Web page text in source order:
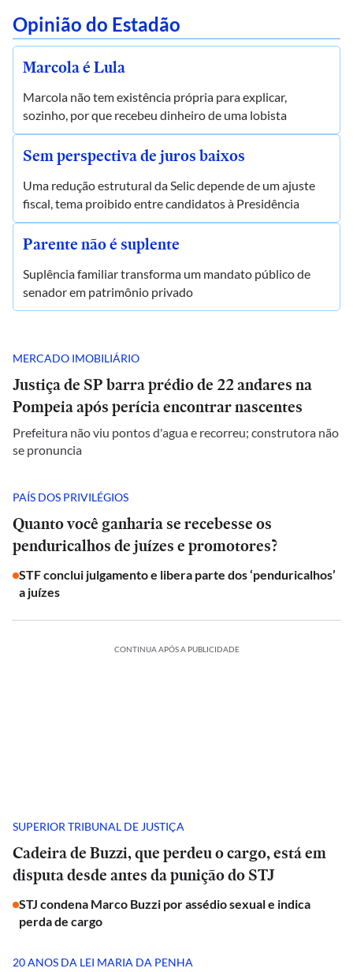
Opinião do Estadão
Marcola é Lula
Marcola não tem existência própria para explicar,
sozinho, por que recebeu dinheiro de uma lobista
Sem perspectiva de juros baixos
Uma redução estrutural da Selic depende de um ajuste
fiscal, tema proibido entre candidatos à Presidência
Parente não é suplente
Suplência familiar transforma um mandato público de
senador em patrimônio privado
MERCADO IMOBILIÁRIO
Justiça de SP barra prédio de 22 andares na
Pompeia após perícia encontrar nascentes
Prefeitura não viu pontos d'agua e recorreu; construtora não
se pronuncia
PAÍS DOS PRIVILÉGIOS
Quanto você ganharia se recebesse os
penduricalhos de juízes e promotores?
STF conclui julgamento e libera parte dos ‘penduricalhos’
a juízes
CONTINUA APÓS A PUBLICIDADE
SUPERIOR TRIBUNAL DE JUSTIÇA
Cadeira de Buzzi, que perdeu o cargo, está em
disputa desde antes da punição do STJ
STJ condena Marco Buzzi por assédio sexual e indica
perda de cargo
20 ANOS DA LEI MARIA DA PENHA